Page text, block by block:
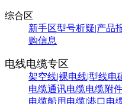
综合区
新手区型号析疑|产品
购信息
电线电缆专区
架空线|裸电线|型线电
电缆通讯电缆电缆附
电缆船用电缆|港口电